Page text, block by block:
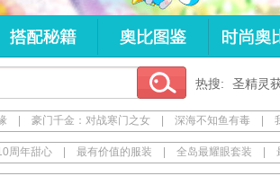
热搜: 圣精灵
豪门千金：对战寒门之女 深海不知鱼有毒
周年甜心 最有价值的服装 全岛最耀眼套装